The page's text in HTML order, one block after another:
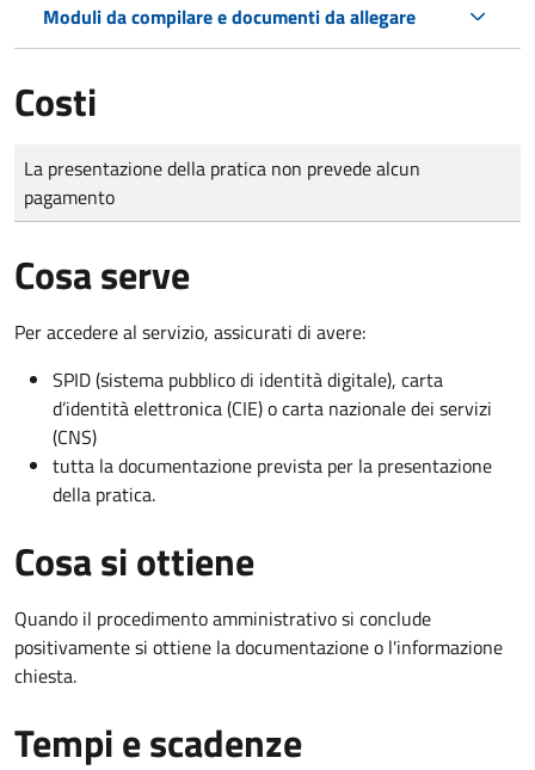
Moduli da compilare e documenti da allegare
Costi
Tipo di pagamento
Importo
La presentazione della pratica non prevede alcun
pagamento
Cosa serve
Per accedere al servizio, assicurati di avere:
SPID (sistema pubblico di identità digitale), carta
d’identità elettronica (CIE) o carta nazionale dei servizi
(CNS)
tutta la documentazione prevista per la presentazione
della pratica.
Cosa si ottiene
Quando il procedimento amministrativo si conclude
positivamente si ottiene la documentazione o l'informazione
chiesta.
Tempi e scadenze